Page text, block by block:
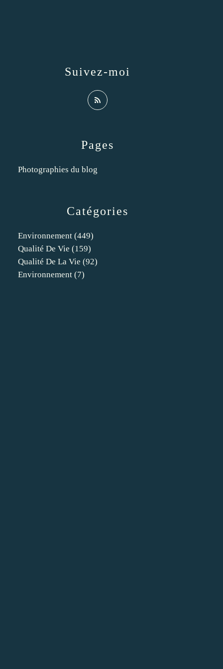
Catégories
Environnement (449)
Qualité De Vie (159)
Qualité De La Vie (92)
Environnement (7)
Pages
Photographies du blog
Suivez-moi